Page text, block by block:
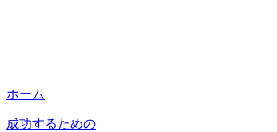
ホーム
成功するための